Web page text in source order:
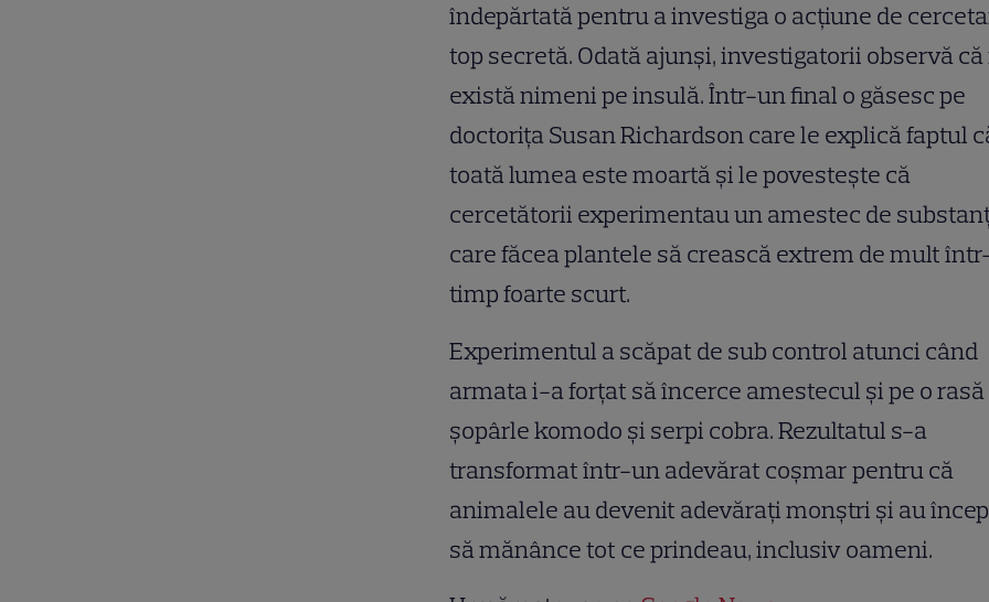
îndepărtată pentru a investiga o acţiune de
top secretă. Odată ajunşi, investigatorii observă
există nimeni pe insulă. Într-un final o găsesc pe
doctoriţa Susan Richardson care le explică faptul
toată lumea este moartă şi le povesteşte că
cercetătorii experimentau un amestec de
care făcea plantele să crească extrem de mult
timp foarte scurt.
Experimentul a scăpat de sub control atunci când
armata i-a forţat să încerce amestecul şi pe o rasă
şopârle komodo şi serpi cobra. Rezultatul s-a
transformat într-un adevărat coşmar pentru că
animalele au devenit adevăraţi monştri şi au
să mănânce tot ce prindeau, inclusiv oameni.